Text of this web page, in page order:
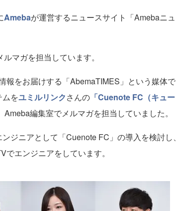
Amebaが運営するニュースサイト「Amebaニュ
マガを担当しています。
報をお届けする「AbemaTIMES」という媒体で
をユミルリンクさんの 「Cuenote FC（キュー
編集室でメルマガを担当していました。
ジニアとして「Cuenote FC」の導入を検討し、
エンジニアをしています。